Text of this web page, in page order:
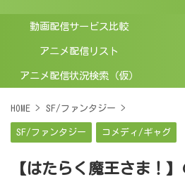
動画配信サービス比較
アニメ配信リスト
アニメ配信状況検索（仮）
HOME > SF/ファンタジー >
SF/ファンタジー コメディ/ギャグ
【はたらく魔王さま！